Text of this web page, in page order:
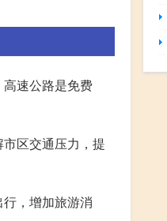
速公路是免费
区交通压力，提
，增加旅游消